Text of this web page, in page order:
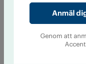
Genom att